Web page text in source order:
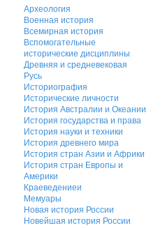
Археология
Военная история
Всемирная история
Вспомогательные
исторические дисциплины
Древняя и средневековая
Русь
Историография
Исторические личности
История Австралии и Океании
История государства и права
История науки и техники
История древнего мира
История стран Азии и Африки
История стран Европы и
Америки
Краеведениеи
Мемуары
Новая история России
Новейшая история России